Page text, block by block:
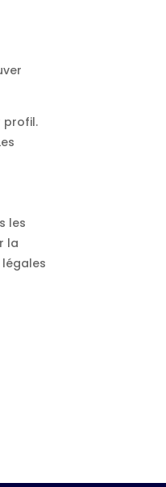
profil.
les
la